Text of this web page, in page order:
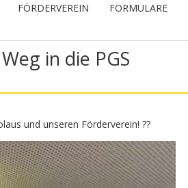
FÖRDERVEREIN FORMULARE
in die PGS
und unseren Förderverein! ??